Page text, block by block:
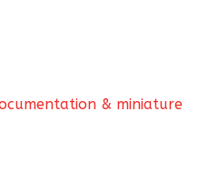
& miniature